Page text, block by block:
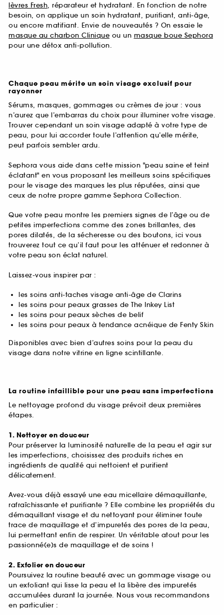
lèvres Fresh, réparateur et hydratant. En fonction de notre
besoin, on applique un soin hydratant, purifiant, anti-âge,
ou encore matifiant. Envie de nouveautés ? On essaie le
masque au charbon Clinique ou un masque boue Sephora
pour une détox anti-pollution.
Chaque peau mérite un soin visage exclusif pour
rayonner
Sérums, masques, gommages ou crèmes de jour : vous
n’aurez que l’embarras du choix pour illuminer votre visage.
Trouver cependant un soin visage adapté à votre type de
peau, pour lui accorder toute l’attention qu’elle mérite,
peut parfois sembler ardu.
Sephora vous aide dans cette mission "peau saine et teint
éclatant" en vous proposant les meilleurs soins spécifiques
pour le visage des marques les plus réputées, ainsi que
ceux de notre propre gamme Sephora Collection.
Que votre peau montre les premiers signes de l’âge ou de
petites imperfections comme des zones brillantes, des
pores dilatés, de la sécheresse ou des boutons, ici vous
trouverez tout ce qu’il faut pour les atténuer et redonner à
votre peau son éclat naturel.
Laissez-vous inspirer par :
les soins anti-taches visage anti-âge de Clarins
les soins pour peaux grasses de The Inkey List
les soins pour peaux sèches de belif
les soins pour peaux à tendance acnéique de Fenty Skin
Disponibles avec bien d’autres soins pour la peau du
visage dans notre vitrine en ligne scintillante.
La routine infaillible pour une peau sans imperfections
Le nettoyage profond du visage prévoit deux premières
étapes.
1. Nettoyer en douceur
Pour préserver la luminosité naturelle de la peau et agir sur
les imperfections, choisissez des produits riches en
ingrédients de qualité qui nettoient et purifient
délicatement.
Avez-vous déjà essayé une eau micellaire démaquillante,
rafraîchissante et purifiante ? Elle combine les propriétés du
démaquillant visage et du nettoyant pour éliminer toute
trace de maquillage et d’impuretés des pores de la peau,
lui permettant enfin de respirer. Un véritable atout pour les
passionné(e)s de maquillage et de soins !
2. Exfolier en douceur
Poursuivez la routine beauté avec un gommage visage ou
un exfoliant qui lisse la peau et la libère des impuretés
accumulées durant la journée. Nous vous recommandons
en particulier :